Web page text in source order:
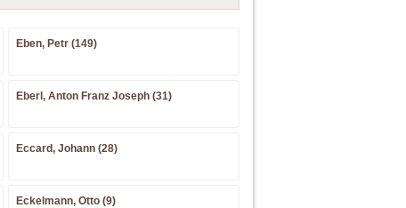
Eben, Petr (149)
Eberl, Anton Franz Joseph (31)
Eccard, Johann (28)
Eckelmann, Otto (9)